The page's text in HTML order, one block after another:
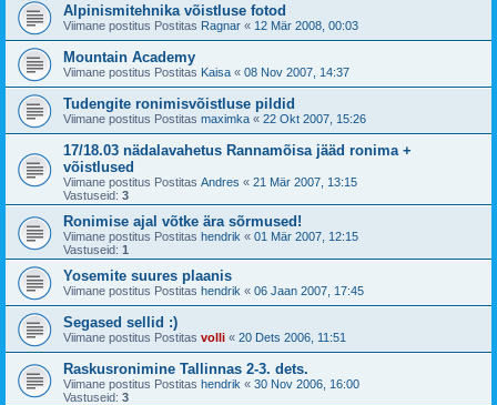
Alpinismitehnika võistluse fotod
Viimane postitus Postitas Ragnar « 12 Mär 2008, 00:03
Mountain Academy
Viimane postitus Postitas Kaisa « 08 Nov 2007, 14:37
Tudengite ronimisvõistluse pildid
Viimane postitus Postitas maximka « 22 Okt 2007, 15:26
17/18.03 nädalavahetus Rannamõisa jääd ronima +
võistlused
Viimane postitus Postitas Andres « 21 Mär 2007, 13:15
Vastuseid: 3
Ronimise ajal võtke ära sõrmused!
Viimane postitus Postitas hendrik « 01 Mär 2007, 12:15
Vastuseid: 1
Yosemite suures plaanis
Viimane postitus Postitas hendrik « 06 Jaan 2007, 17:45
Segased sellid :)
Viimane postitus Postitas volli « 20 Dets 2006, 11:51
Raskusronimine Tallinnas 2-3. dets.
Viimane postitus Postitas hendrik « 30 Nov 2006, 16:00
Vastuseid: 3